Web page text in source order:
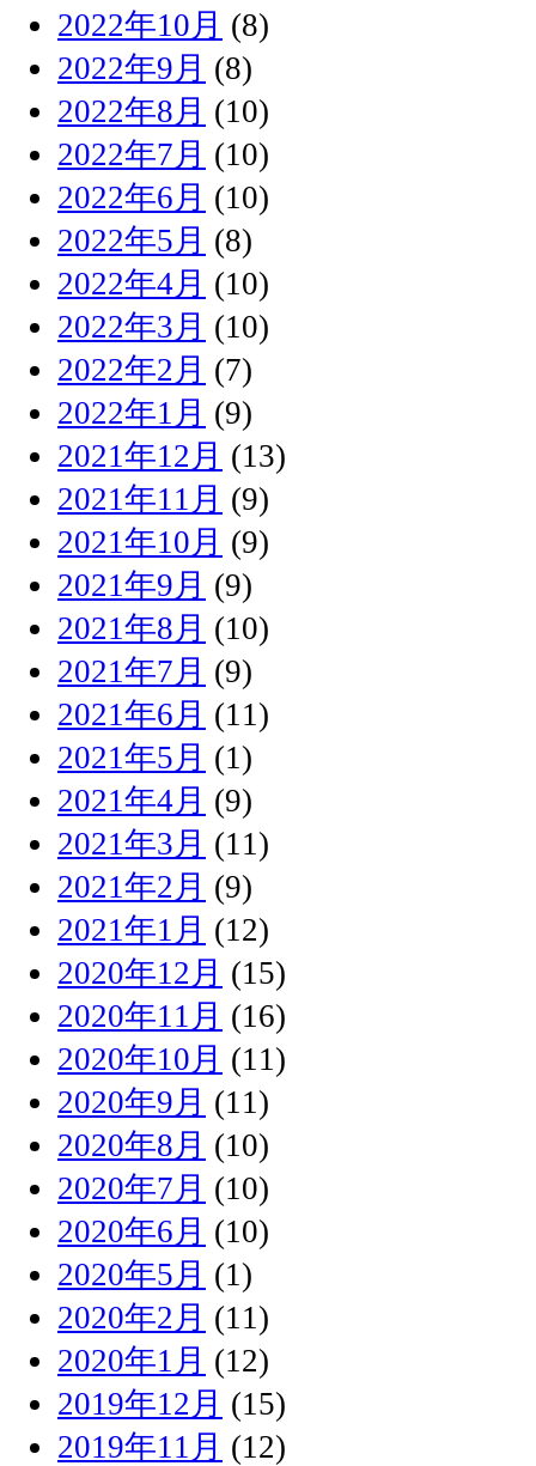
2022年10月 (8)
2022年9月 (8)
2022年8月 (10)
2022年7月 (10)
2022年6月 (10)
2022年5月 (8)
2022年4月 (10)
2022年3月 (10)
2022年2月 (7)
2022年1月 (9)
2021年12月 (13)
2021年11月 (9)
2021年10月 (9)
2021年9月 (9)
2021年8月 (10)
2021年7月 (9)
2021年6月 (11)
2021年5月 (1)
2021年4月 (9)
2021年3月 (11)
2021年2月 (9)
2021年1月 (12)
2020年12月 (15)
2020年11月 (16)
2020年10月 (11)
2020年9月 (11)
2020年8月 (10)
2020年7月 (10)
2020年6月 (10)
2020年5月 (1)
2020年2月 (11)
2020年1月 (12)
2019年12月 (15)
2019年11月 (12)